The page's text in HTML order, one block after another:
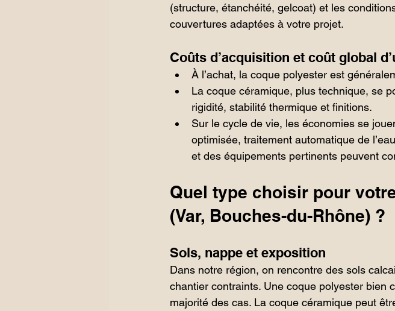
(structure, étanchéité, gelcoat) et les
couvertures adaptées à votre projet.
Coûts d’acquisition et coût global
À l’achat, la coque polyester est
La coque céramique, plus technique, se
rigidité, stabilité thermique et finitions.
Sur le cycle de vie, les économies se
optimisée, traitement automatique de
et des équipements pertinents peuvent
Quel type choisir pour
(Var, Bouches-du-Rhône) ?
Sols, nappe et exposition
Dans notre région, on rencontre des sols
chantier contraints. Une coque polyester bien
majorité des cas. La coque céramique peut